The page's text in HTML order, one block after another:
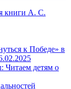
книги А. С.
к Победе» в
Читаем детям о